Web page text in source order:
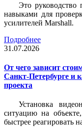
Это
навыками для
усилителей Marshall.
Подробнее
31.07.2026
От чего зависит
Санкт-Петербурге и
проекта
Установка
ситуацию на
быстрее реагировать